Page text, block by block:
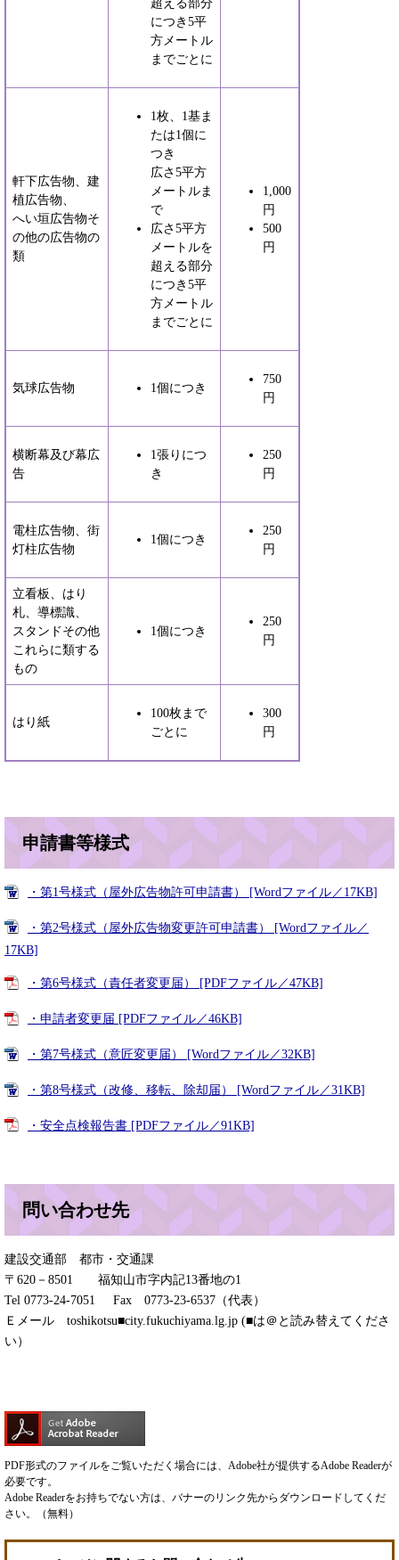
超える部分
につき5平
方メートル
までごとに
軒下広告物、建
植広告物、
へい垣広告物そ
の他の広告物の
類
1枚、1基ま
たは1個に
つき
広さ5平方
メートルま
で
広さ5平方
メートルを
超える部分
につき5平
方メートル
までごとに
1,000
円
500
円
気球広告物 1個につき
750
円
横断幕及び幕広
告
1張りにつ
き
250
円
電柱広告物、街
灯柱広告物
1個につき
250
円
立看板、はり
札、導標識、
スタンドその他
これらに類する
もの
1個につき
250
円
はり紙
100枚まで
ごとに
300
円
申請書等様式
・第1号様式（屋外広告物許可申請書） [Wordファイル／17KB]
・第2号様式（屋外広告物変更許可申請書） [Wordファイル／
17KB]
・第6号様式（責任者変更届） [PDFファイル／47KB]
・申請者変更届 [PDFファイル／46KB]
・第7号様式（意匠変更届） [Wordファイル／32KB]
・第8号様式（改修、移転、除却届） [Wordファイル／31KB]
・安全点検報告書 [PDFファイル／91KB]
問い合わせ先
建設交通部 都市・交通課
〒620－8501 福知山市字内記13番地の1
Tel 0773-24-7051 Fax 0773-23-6537（代表）
Ｅメール toshikotsu■city.fukuchiyama.lg.jp (■は＠と読み替えてくださ
い）
PDF形式のファイルをご覧いただく場合には、Adobe社が提供するAdobe Readerが
必要です。
Adobe Readerをお持ちでない方は、バナーのリンク先からダウンロードしてくだ
さい。（無料）